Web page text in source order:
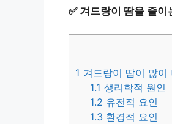
✅ 겨드랑이 땀을 줄이
1 겨드랑이 땀이 많이
1.1 생리학적 원인
1.2 유전적 요인
1.3 환경적 요인